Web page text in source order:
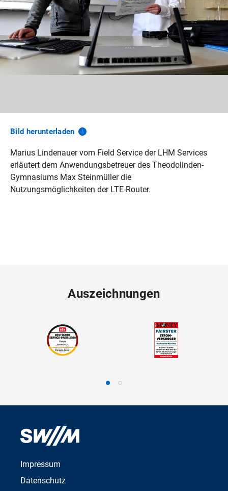
Bild herunterladen
Marius Lindenauer vom Field Service der LHM Services
erläutert dem Anwendungsbetreuer des Theodolinden-
Gymnasiums Max Steinmüller die
Nutzungsmöglichkeiten der LTE-Router.
Auszeichnungen
Impressum
Datenschutz